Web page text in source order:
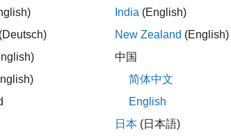
위한 C 코드를 생성합니다.
코드 생성
(Deutsch)
India (English)
New Zealand (English)
中国
简体中文
English
日本 (日本語)